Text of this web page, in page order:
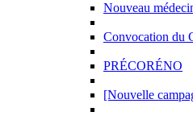
Nouveau
Convocation du
PRÉCORÉNO
[Nouvelle